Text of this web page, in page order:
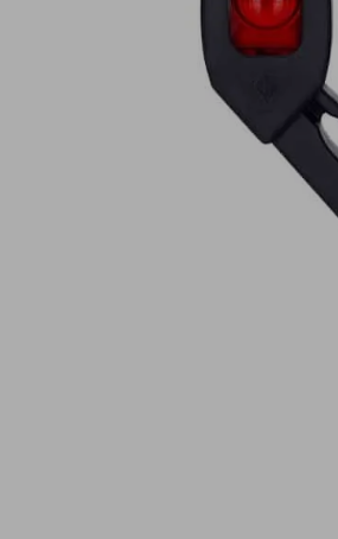
Opryskiwacze polowe